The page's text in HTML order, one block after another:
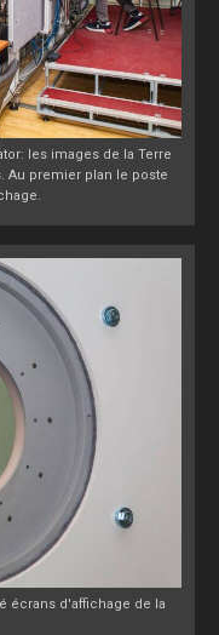
les images de la Terre
Au premier plan le poste
écrans d'affichage de la